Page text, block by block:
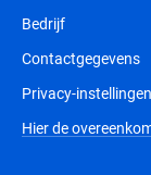
Bedrijf
Contactgegevens
Privacy-instellingen
Hier de